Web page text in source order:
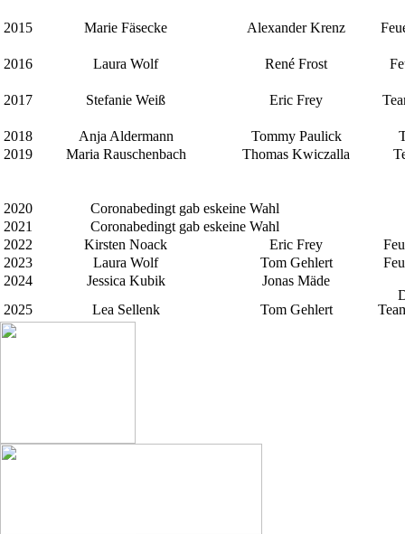
2015 Marie Fäsecke Alexander Krenz
2016 Laura Wolf René Frost
2017 Stefanie Weiß Eric Frey
2018 Anja Aldermann Tommy Paulick
2019
Maria Rauschenbach Thomas Kwiczalla
2020 Coronabedingt gab eskeine Wahl
2021
Coronabedingt gab eskeine Wahl
2022
Kirsten Noack Eric Frey
2023
Laura Wolf Tom Gehlert
2024
Jessica Kubik
Jonas Mäde
2025
Lea Sellenk Tom Gehlert